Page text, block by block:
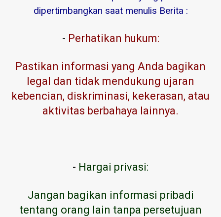
dipertimbangkan saat menulis Berita :
- Perhatikan hukum:
Pastikan informasi yang Anda bagikan
legal dan tidak mendukung ujaran
kebencian, diskriminasi, kekerasan, atau
aktivitas berbahaya lainnya.
- Hargai privasi:
Jangan bagikan informasi pribadi
tentang orang lain tanpa persetujuan